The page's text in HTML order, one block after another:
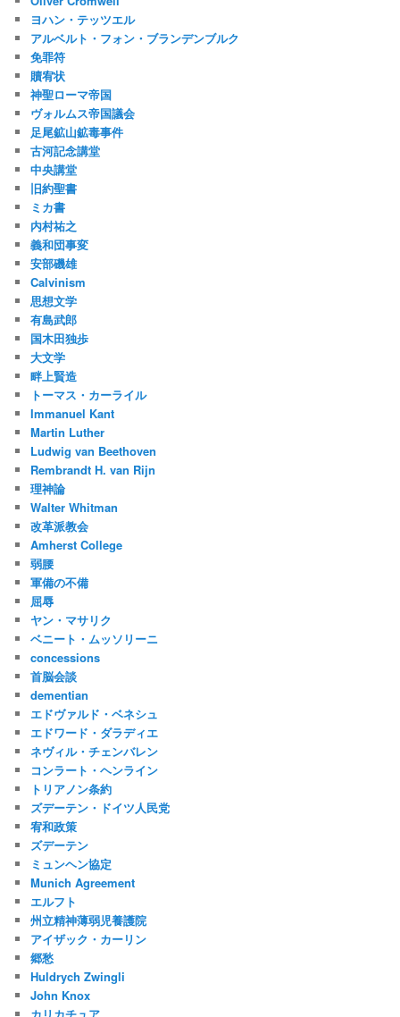
ヨハン・テッツエル
アルベルト・フォン・ブランデンブルク
免罪符
贖宥状
神聖ローマ帝国
ヴォルムス帝国議会
足尾鉱山鉱毒事件
古河記念講堂
中央講堂
旧約聖書
ミカ書
内村祐之
義和団事変
安部磯雄
Calvinism
思想文学
有島武郎
国木田独歩
大文学
畔上賢造
トーマス・カーライル
Immanuel Kant
Martin Luther
Ludwig van Beethoven
Rembrandt H. van Rijn
理神論
Walter Whitman
改革派教会
Amherst College
弱腰
軍備の不備
屈辱
ヤン・マサリク
ベニート・ムッソリーニ
concessions
首脳会談
dementian
エドヴァルド・ベネシュ
エドワード・ダラディエ
ネヴィル・チェンバレン
コンラート・ヘンライン
トリアノン条約
ズデーテン・ドイツ人民党
宥和政策
ズデーテン
ミュンヘン協定
Munich Agreement
エルフト
州立精神薄弱児養護院
アイザック・カーリン
郷愁
Huldrych Zwingli
John Knox